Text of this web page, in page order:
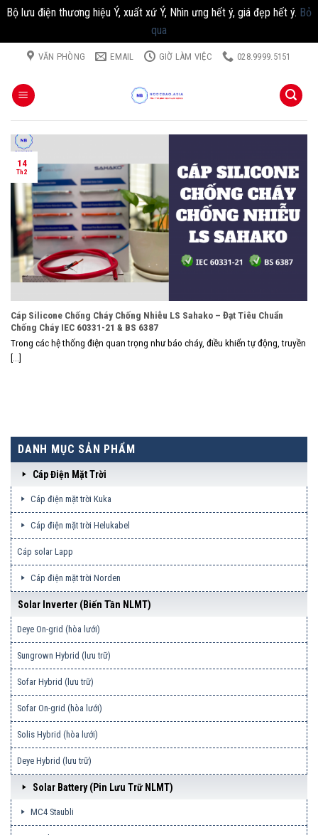
Bộ lưu điện thương hiệu Ý, xuất xứ Ý, Nhìn ưng hết ý, giá đẹp hết ý. Bỏ
qua
Chuyển
dung
VĂN PHÒNG EMAIL GIỜ LÀM VIỆC 028.9999.5151
Cáp Silicone Chống Cháy Chống Nhiễu LS Sahako – Đạt Tiêu Chuẩn
Chống Cháy IEC 60331-21 & BS 6387
Trong các hệ thống điện quan trọng như báo cháy, điều khiển tự động, truyền
[...]
14
Th2
DANH MỤC SẢN PHẨM
Cáp Điện Mặt Trời
Cáp điện mặt trời Kuka
Cáp điện mặt trời Helukabel
Cáp solar Lapp
Cáp điện mặt trời Norden
Solar Inverter (biến Tần NLMT)
Deye On-grid (hòa lưới)
Sungrown Hybrid (lưu trữ)
Sofar Hybrid (lưu trữ)
Sofar On-grid (hòa lưới)
Solis Hybrid (hòa lưới)
Deye Hybrid (lưu trữ)
Solar Battery (pin Lưu Trữ NLMT)
MC4 Staubli